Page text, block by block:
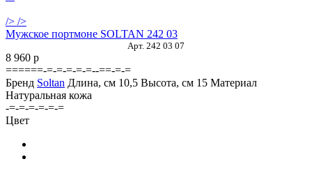
/> />
Мужское портмоне SOLTAN 242 03
Арт. 242 03 07
8 960 p
======-=-=-=-=-=--==-=-=
Бренд Soltan Длина, см 10,5 Высота, см 15 Материал
Натуральная кожа
-=-=-=-=-=-=
Цвет